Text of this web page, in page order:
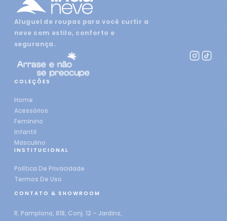
Aluguel de roupas para você curtir a
neve com estilo, conforto e
segurança.
COLEÇÕES
Home
Acessórios
Feminino
Infantil
Masculino
INSTITUCIONAL
Política De Privacidade
Termos De Uso
CONTATO & SHOWROOM
R. Pamplona, 818, Conj. 12 – Jardins,